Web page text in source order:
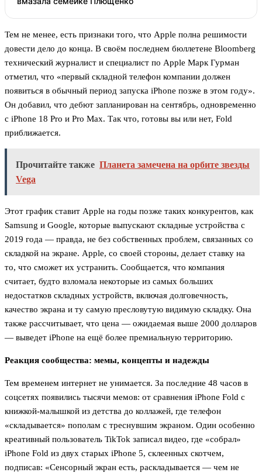
Тем не менее, есть признаки того, что Apple полна решимости
довести дело до конца. В своём последнем бюллетене Bloomberg
технический журналист и специалист по Apple Марк Гурман
отметил, что «первый складной телефон компании должен
появиться в обычный период запуска iPhone позже в этом году».
Он добавил, что дебют запланирован на сентябрь, одновременно
с iPhone 18 Pro и Pro Max. Так что, готовы вы или нет, Fold
приближается.
Прочитайте также Планета замечена на орбите звезды
Vega
Этот график ставит Apple на годы позже таких конкурентов, как
Samsung и Google, которые выпускают складные устройства с
2019 года — правда, не без собственных проблем, связанных со
складкой на экране. Apple, со своей стороны, делает ставку на
то, что сможет их устранить. Сообщается, что компания
считает, будто взломала некоторые из самых больших
недостатков складных устройств, включая долговечность,
качество экрана и ту самую пресловутую видимую складку. Она
также рассчитывает, что цена — ожидаемая выше 2000 долларов
— выведет iPhone на ещё более премиальную территорию.
Реакция сообщества: мемы, концепты и надежды
Тем временем интернет не унимается. За последние 48 часов в
соцсетях появились тысячи мемов: от сравнения iPhone Fold с
книжкой-малышкой из детства до коллажей, где телефон
«складывается» пополам с треснувшим экраном. Один особенно
креативный пользователь TikTok записал видео, где «собрал»
iPhone Fold из двух старых iPhone 5, склеенных скотчем,
подписав: «Сенсорный экран есть, раскладывается — чем не